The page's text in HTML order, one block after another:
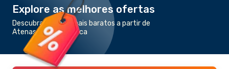
Explore as melhores ofertas
Descubra os voos mais baratos a partir de
Atenas para Podgorica